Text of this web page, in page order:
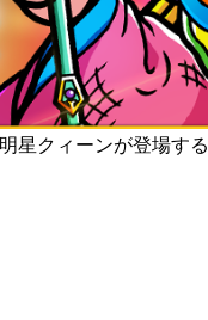
星クィーンが登場する